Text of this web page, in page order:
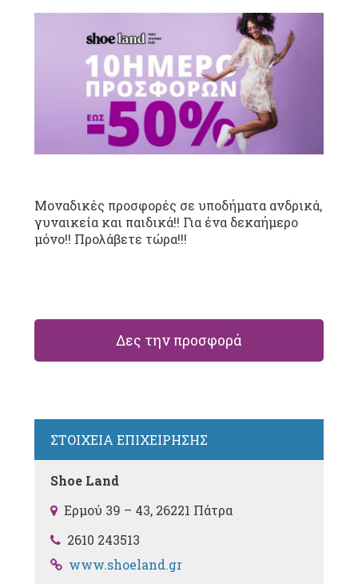
Μοναδικές προσφορές σε υποδήματα ανδρικά,
γυναικεία και παιδικά!! Για ένα δεκαήμερο
μόνο!! Προλάβετε τώρα!!!
Δες την προσφορά
ΣΤΟΙΧΕΙΑ ΕΠΙΧΕΙΡΗΣΗΣ
Shoe Land
Ερμού 39 – 43, 26221 Πάτρα
2610 243513
www.shoeland.gr